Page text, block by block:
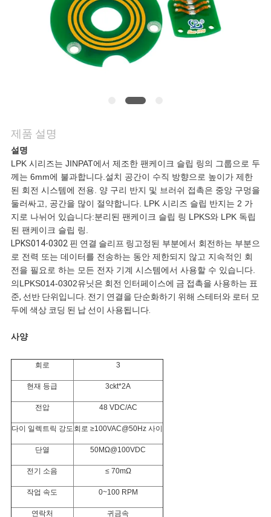
연
락
주
세
요
인
용
문
을
하
세
제품 설명
설명
LPK 시리즈는 JINPAT에서 제조한 팬케이크 슬립 링의 그룹으로 두
께는 6mm에 불과합니다.설치 공간이 수직 방향으로 높이가 제한
된 회전 시스템에 전용. 양 구리 반지 및 브러쉬 접촉은 중앙 구멍을
둘러싸고, 공간을 많이 절약합니다. LPK 시리즈 슬립 반지는 2 가
지로 나뉘어 있습니다:분리된 팬케이크 슬립 링 LPKS와 LPK 독립
된 팬케이크 슬립 링.
LPKS014-0302 핀 연결 슬리프 링고정된 부분에서 회전하는 부분으
로 전력 또는 데이터를 전송하는 동안 제한되지 않고 지속적인 회
전을 필요로 하는 모든 전자 기계 시스템에서 사용할 수 있습니다.
의LPKS014-0302유닛은 회전 인터페이스에 금 접촉을 사용하는 표
준, 선반 단위입니다. 전기 연결을 단순화하기 위해 스테터와 로터 모
두에 색상 코딩 된 납 선이 사용됩니다.
사양
회로 3
현재 등급 3ckt*2A
전압 48 VDC/AC
다이 일렉트릭 강도 회로 ≥100VAC@50Hz 사이
단열 50MΩ@100VDC
전기 소음 ≤ 70mΩ
작업 속도 0~100 RPM
연락처 귀금속